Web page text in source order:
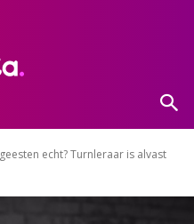
echt? Turnleraar is alvast